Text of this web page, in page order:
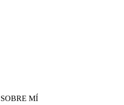
SOBRE MÍ